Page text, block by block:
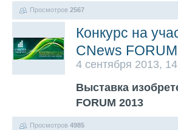
Просмотров 2567
Конкурс на
CNews
4 сентября 2013,
Выставка
FORUM 2013
Просмотров 4985